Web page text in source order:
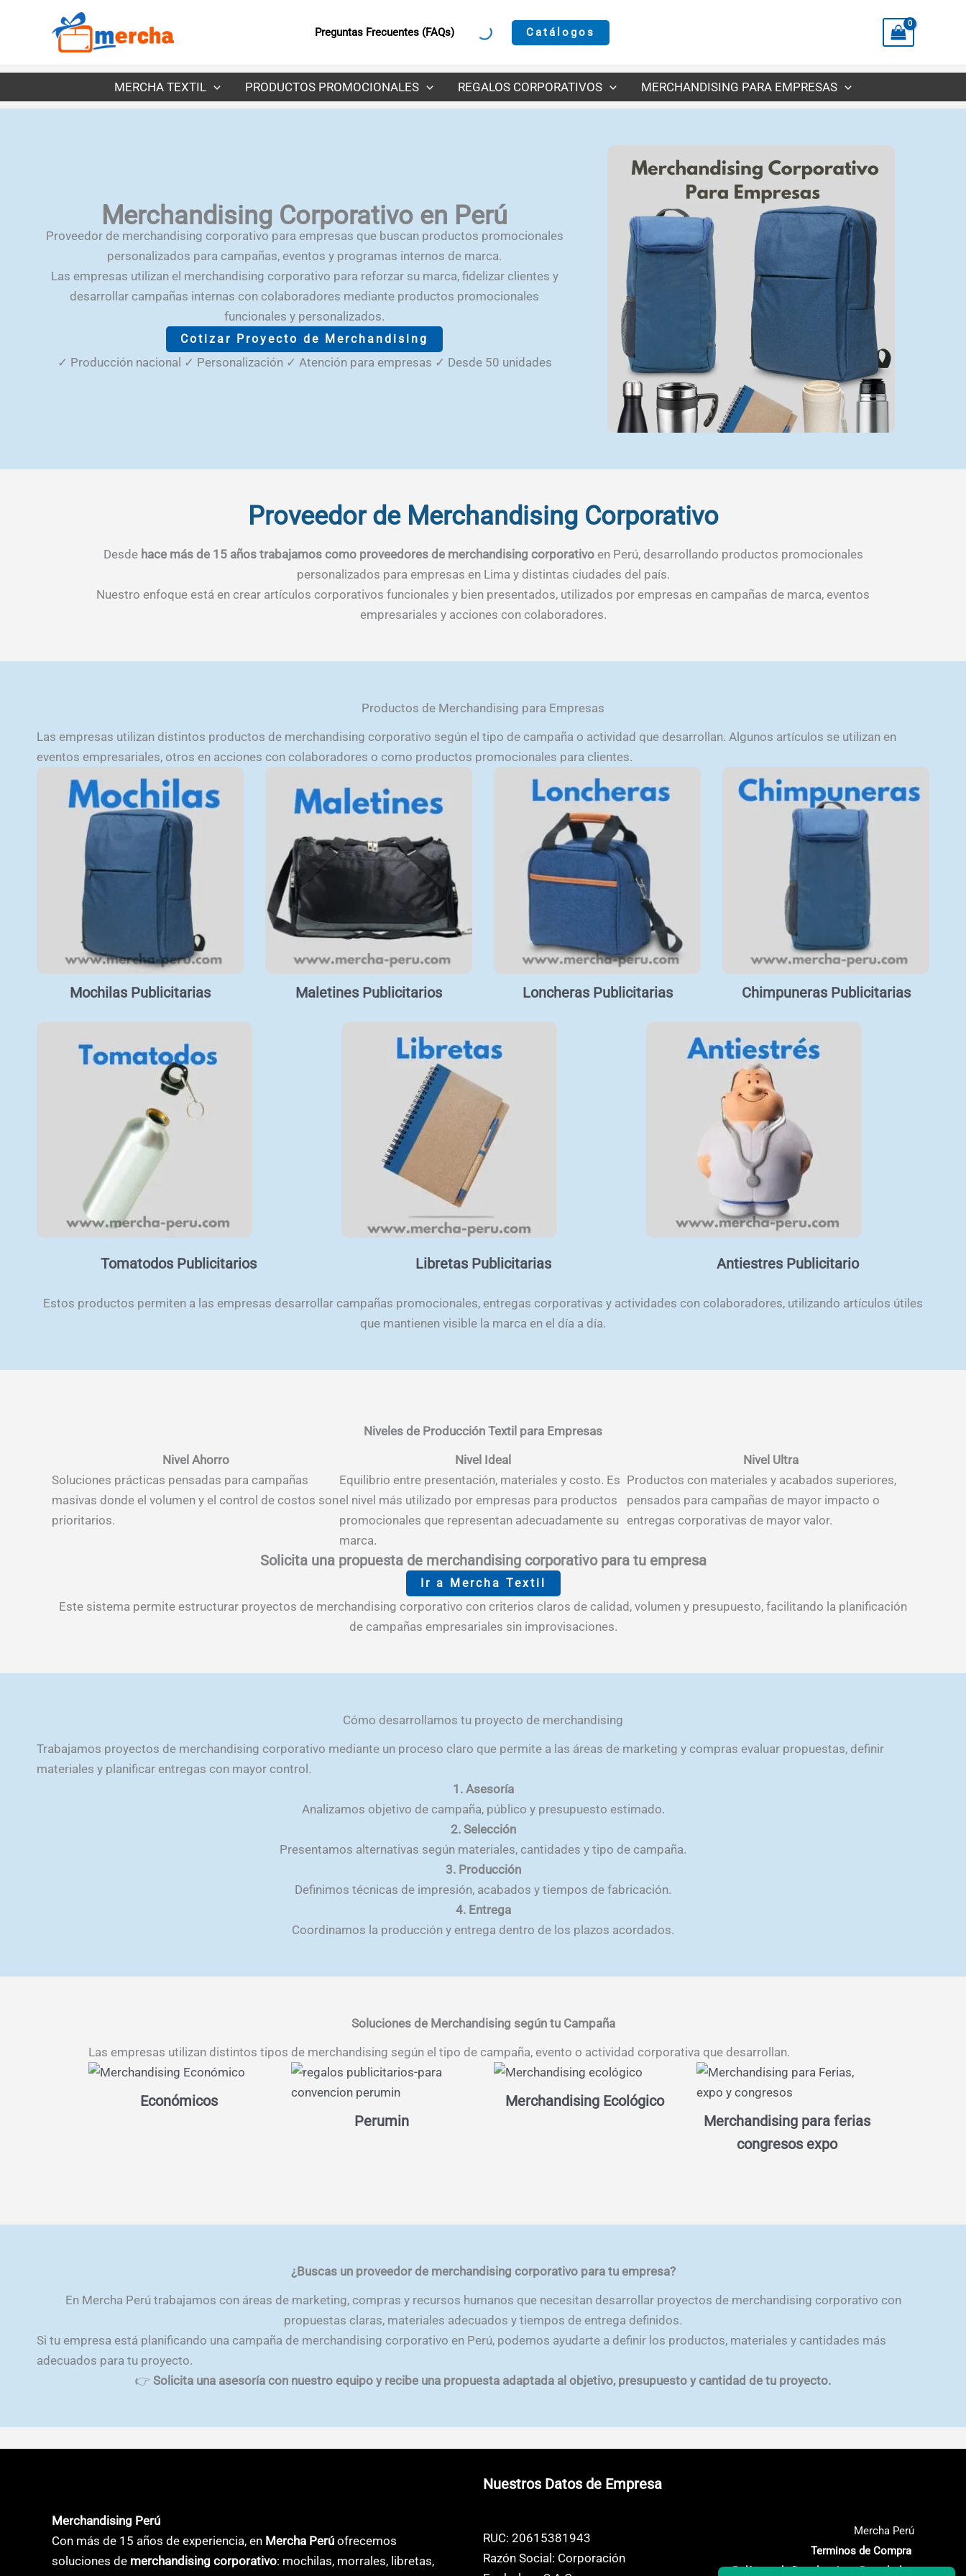
Preguntas Frecuentes (FAQs) Catálogos
MERCHA TEXTIL PRODUCTOS PROMOCIONALES REGALOS CORPORATIVOS MERCHANDISING PARA EMPRESAS
Merchandising Corporativo en Perú
Proveedor de merchandising corporativo para empresas que buscan productos promocionales
personalizados para campañas, eventos y programas internos de marca.
Las empresas utilizan el merchandising corporativo para reforzar su marca, fidelizar clientes y
desarrollar campañas internas con colaboradores mediante productos promocionales
funcionales y personalizados.
Cotizar Proyecto de Merchandising
✓ Producción nacional ✓ Personalización ✓ Atención para empresas ✓ Desde 50 unidades
Proveedor de Merchandising Corporativo
Desdehace más de 15 años trabajamos como proveedores de merchandising corporativoen Perú, desarrollando productos promocionales
personalizados para empresas en Lima y distintas ciudades del país.
Nuestro enfoque está en crear artículos corporativos funcionales y bien presentados, utilizados por empresas en campañas de marca, eventos
empresariales y acciones con colaboradores.
Productos de Merchandising para Empresas
Las empresas utilizan distintos productos de merchandising corporativo según el tipo de campaña o actividad que desarrollan. Algunos artículos se utilizan en
eventos empresariales, otros en acciones con colaboradores o como productos promocionales para clientes.
Mochilas Publicitarias Maletines Publicitarios Loncheras Publicitarias Chimpuneras Publicitarias
Tomatodos Publicitarios Libretas Publicitarias Antiestres Publicitario
Estos productos permiten a las empresas desarrollar campañas promocionales, entregas corporativas y actividades con colaboradores, utilizando artículos útiles
que mantienen visible la marca en el día a día.
Niveles de Producción Textil para Empresas
Nivel Ahorro
Soluciones prácticas pensadas para campañas
masivas donde el volumen y el control de costos son
prioritarios.
Nivel Ideal
Equilibrio entre presentación, materiales y costo. Es
el nivel más utilizado por empresas para productos
promocionales que representan adecuadamente su
marca.
Nivel Ultra
Productos con materiales y acabados superiores,
pensados para campañas de mayor impacto o
entregas corporativas de mayor valor.
Solicita una propuesta de merchandising corporativo para tu empresa
Ir a Mercha Textil
Este sistema permite estructurar proyectos de merchandising corporativo con criterios claros de calidad, volumen y presupuesto, facilitando la planificación
de campañas empresariales sin improvisaciones.
Cómo desarrollamos tu proyecto de merchandising
Trabajamos proyectos de merchandising corporativo mediante un proceso claro que permite a las áreas de marketing y compras evaluar propuestas, definir
materiales y planificar entregas con mayor control.
1. Asesoría
Analizamos objetivo de campaña, público y presupuesto estimado.
2. Selección
Presentamos alternativas según materiales, cantidades y tipo de campaña.
3. Producción
Definimos técnicas de impresión, acabados y tiempos de fabricación.
4. Entrega
Coordinamos la producción y entrega dentro de los plazos acordados.
Soluciones de Merchandising según tu Campaña
Las empresas utilizan distintos tipos de merchandising según el tipo de campaña, evento o actividad corporativa que desarrollan.
Económicos
Perumin
Merchandising Ecológico
Merchandising para ferias
congresos expo
¿Buscas un proveedor de merchandising corporativo para tu empresa?
En Mercha Perú trabajamos con áreas de marketing, compras y recursos humanos que necesitan desarrollar proyectos de merchandising corporativo con
propuestas claras, materiales adecuados y tiempos de entrega definidos.
Si tu empresa está planificando una campaña de merchandising corporativo en Perú, podemos ayudarte a definir los productos, materiales y cantidades más
adecuados para tu proyecto.
👉 Solicita una asesoría con nuestro equipo y recibe una propuesta adaptada al objetivo, presupuesto y cantidad de tu proyecto.
Merchandising Perú
Con más de 15 años de experiencia, en Mercha Perú ofrecemos
soluciones de merchandising corporativo: mochilas, morrales, libretas,
Nuestros Datos de Empresa
RUC: 20615381943
Razón Social: Corporación
Mercha Perú
Terminos de Compra